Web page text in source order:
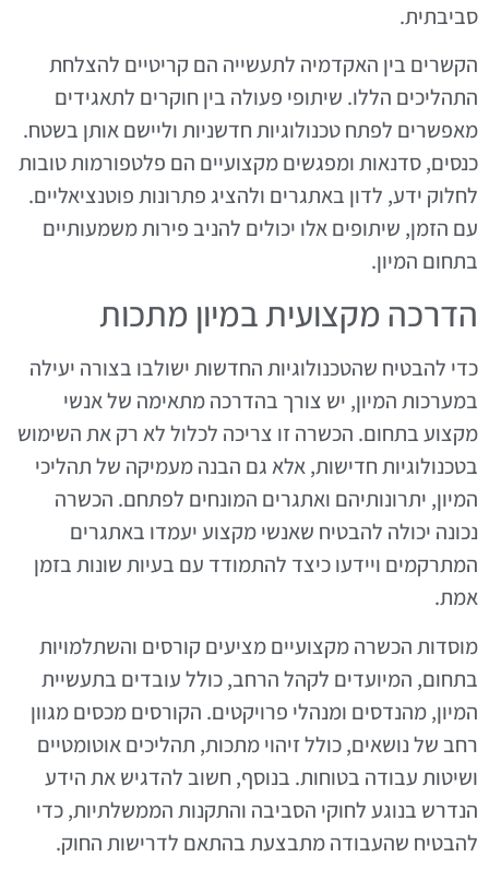
סביבתית.
הקשרים בין האקדמיה לתעשייה הם קריטיים להצלחת
התהליכים הללו. שיתופי פעולה בין חוקרים לתאגידים
מאפשרים לפתח טכנולוגיות חדשניות וליישם אותן בשטח.
כנסים, סדנאות ומפגשים מקצועיים הם פלטפורמות טובות
לחלוק ידע, לדון באתגרים ולהציג פתרונות פוטנציאליים.
עם הזמן, שיתופים אלו יכולים להניב פירות משמעותיים
בתחום המיון.
הדרכה מקצועית במיון מתכות
כדי להבטיח שהטכנולוגיות החדשות ישולבו בצורה יעילה
במערכות המיון, יש צורך בהדרכה מתאימה של אנשי
מקצוע בתחום. הכשרה זו צריכה לכלול לא רק את השימוש
בטכנולוגיות חדישות, אלא גם הבנה מעמיקה של תהליכי
המיון, יתרונותיהם ואתגרים המונחים לפתחם. הכשרה
נכונה יכולה להבטיח שאנשי מקצוע יעמדו באתגרים
המתרקמים ויידעו כיצד להתמודד עם בעיות שונות בזמן
אמת.
מוסדות הכשרה מקצועיים מציעים קורסים והשתלמויות
בתחום, המיועדים לקהל הרחב, כולל עובדים בתעשיית
המיון, מהנדסים ומנהלי פרויקטים. הקורסים מכסים מגוון
רחב של נושאים, כולל זיהוי מתכות, תהליכים אוטומטיים
ושיטות עבודה בטוחות. בנוסף, חשוב להדגיש את הידע
הנדרש בנוגע לחוקי הסביבה והתקנות הממשלתיות, כדי
להבטיח שהעבודה מתבצעת בהתאם לדרישות החוק.